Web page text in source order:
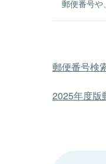
郵便番号や
郵便番号検
2025年度版